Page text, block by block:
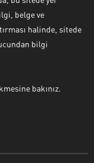
belge ve
halinde, sitede
bilgi
bakınız.